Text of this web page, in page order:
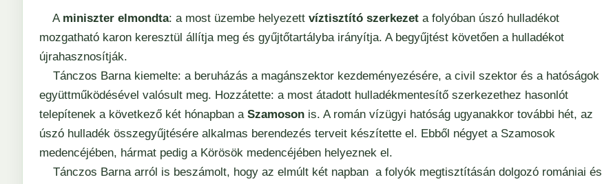
A miniszter elmondta: a most üzembe helyezett víztisztító szerkezet a folyóban úszó hulladékot
mozgatható karon keresztül állítja meg és gyűjtőtartályba irányítja. A begyűjtést követően a hulladékot
újrahasznosítják.
Tánczos Barna kiemelte: a beruházás a magánszektor kezdeményezésére, a civil szektor és a hatóságok
együttműködésével valósult meg. Hozzátette: a most átadott hulladékmentesítő szerkezethez hasonlót
telepítenek a következő két hónapban a Szamoson is. A román vízügyi hatóság ugyanakkor további hét, az
úszó hulladék összegyűjtésére alkalmas berendezés terveit készítette el. Ebből négyet a Szamosok
medencéjében, hármat pedig a Körösök medencéjében helyeznek el.
Tánczos Barna arról is beszámolt, hogy az elmúlt két napban a folyók megtisztításán dolgozó romániai és